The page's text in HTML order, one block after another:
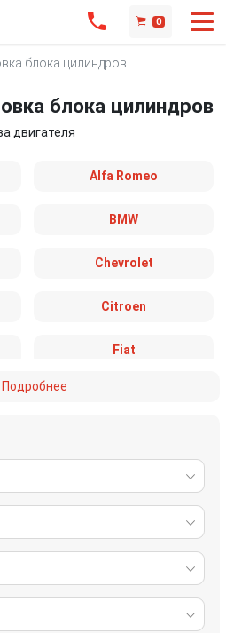
0
блока цилиндров
блока цилиндров
двигателя
Alfa Romeo
BMW
Chevrolet
Citroen
Fiat
Подробнее